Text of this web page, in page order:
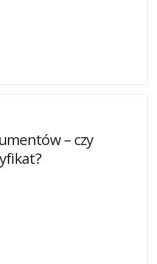
– czy